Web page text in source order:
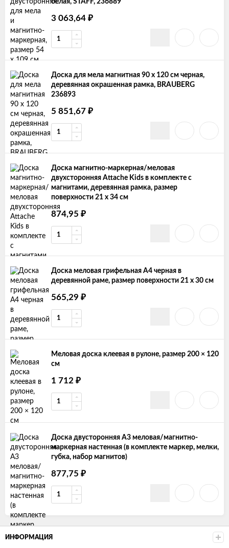
белая, STAFF, 236889
3 063,64 ₽
Доска для мела магнитная 90 х 120 см черная,
деревянная окрашенная рамка, BRAUBERG
236893
5 851,67 ₽
Доска магнитно-маркерная/меловая
двухсторонняя Attache Kids в комплекте с
магнитами, деревянная рамка, размер
поверхности 21 х 34 см
874,95 ₽
Доска меловая грифельная А4 черная в
деревянной раме, размер поверхности 21 х 30 см
565,29 ₽
Меловая доска клеевая в рулоне, размер 200 × 120
см
1 712 ₽
Доска двусторонняя А3 меловая/магнитно-
маркерная настенная (в комплекте маркер, мелки,
губка, набор магнитов)
877,75 ₽
ИНФОРМАЦИЯ